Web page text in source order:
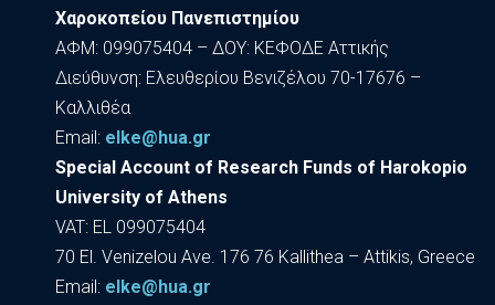
Χαροκοπείου Πανεπιστημίου
ΑΦΜ: 099075404 – ΔΟΥ: ΚΕΦΟΔΕ Αττικής
Διεύθυνση: Ελευθερίου Βενιζέλου 70-17676 –
Καλλιθέα
Εmail: elke@hua.gr
Special Account of Research Funds of Harokopio
University of Athens
VAT: EL 099075404
70 El. Venizelou Ave. 176 76 Kallithea – Attikis, Greece
Εmail: elke@hua.gr